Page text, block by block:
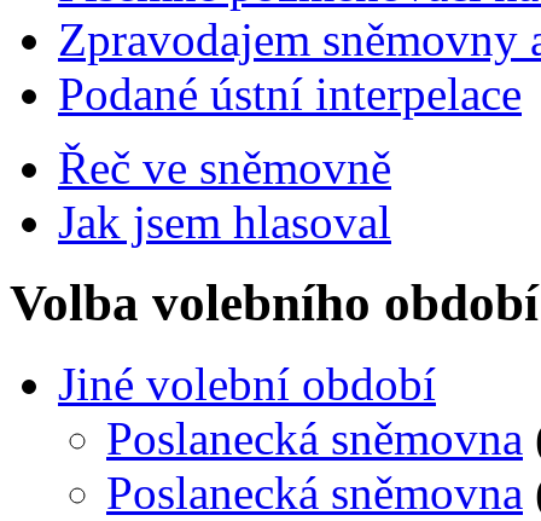
Zpravodajem
Podané ústní interpelace
Řeč ve sněmovně
Jak jsem hlasoval
Volba volebního období
Jiné volební období
Poslanecká sněmovna
Poslanecká sněmovna